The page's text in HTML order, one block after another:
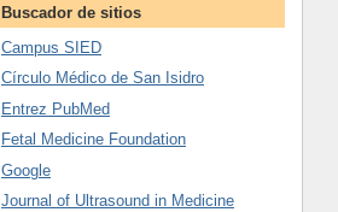
Buscador de sitios
Campus SIED
Círculo Médico de San Isidro
Entrez PubMed
Fetal Medicine Foundation
Google
Journal of Ultrasound in Medicine